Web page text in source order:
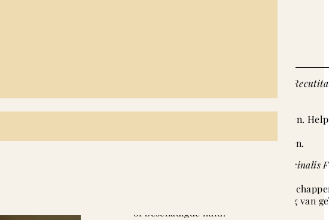
(Chamomilla
Water):
ontstekingsremmende eigenschappen.
van de gevoelige huid te verminderen.
(Calendula Officinalis
Heeft helende en kalmerende
Ondersteunt de natuurlijke genezing van
of beschadigde huid.